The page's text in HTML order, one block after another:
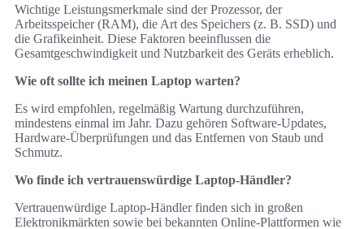
Wichtige Leistungsmerkmale sind der Prozessor, der
Arbeitsspeicher (RAM), die Art des Speichers (z. B. SSD) und
die Grafikeinheit. Diese Faktoren beeinflussen die
Gesamtgeschwindigkeit und Nutzbarkeit des Geräts erheblich.
Wie oft sollte ich meinen Laptop warten?
Es wird empfohlen, regelmäßig Wartung durchzuführen,
mindestens einmal im Jahr. Dazu gehören Software-Updates,
Hardware-Überprüfungen und das Entfernen von Staub und
Schmutz.
Wo finde ich vertrauenswürdige Laptop-Händler?
Vertrauenwürdige Laptop-Händler finden sich in großen
Elektronikmärkten sowie bei bekannten Online-Plattformen wie